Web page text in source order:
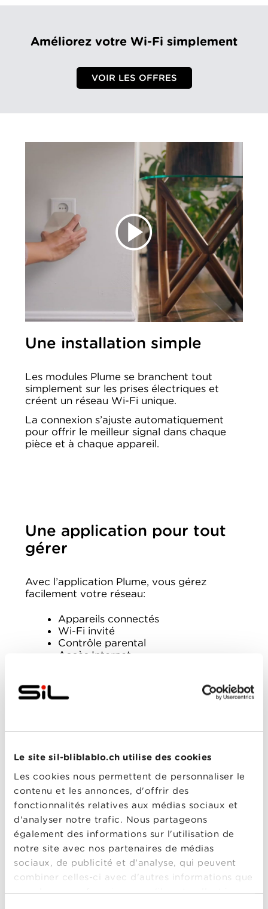
Le site sil-bliblablo.ch utilise des cookies
Les cookies nous permettent de personnaliser le
contenu et les annonces, d'offrir des
fonctionnalités relatives aux médias sociaux et
d'analyser notre trafic. Nous partageons
également des informations sur l'utilisation de
notre site avec nos partenaires de médias
sociaux, de publicité et d'analyse, qui peuvent
combiner celles-ci avec d'autres informations que
vous leur avez fournies ou qu'ils ont collectées
Améliorez votre Wi-Fi simplement
VOIR LES OFFRES
Une installation simple
Les modules Plume se branchent tout
simplement sur les prises électriques et
créent un réseau Wi-Fi unique.
La connexion s’ajuste automatiquement
pour offrir le meilleur signal dans chaque
pièce et à chaque appareil.
Une application pour tout
gérer
Avec l’application Plume, vous gérez
facilement votre réseau:
Appareils connectés
Wi-Fi invité
Contrôle parental
Accès Internet